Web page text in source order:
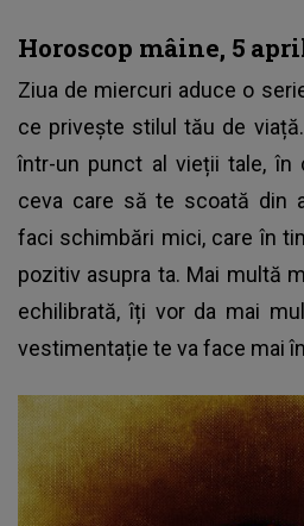
Horoscop mâine, 5
Ziua de miercuri aduce o
ce privește stilul tău de
într-un punct al vieții tale, în
ceva care să te scoată din
faci schimbări mici, care în
pozitiv asupra ta. Mai multă
echilibrată, îți vor da mai
vestimentație te va face mai